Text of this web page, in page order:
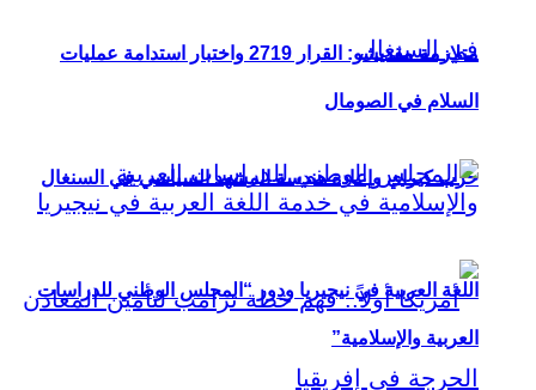
حزب كيراي وإعادة هندسة المشهد السياسي في السنغال
متلازمة مقديشو: القرار 2719 واختبار استدامة عمليات
السلام في الصومال
اللغة العربية في نيجيريا ودور “المجلس الوطني للدراسات
العربية والإسلامية”